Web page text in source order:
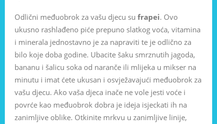
Odlični međuobrok za vašu djecu su frapei. Ovo
ukusno rashlađeno piće prepuno slatkog voća, vitamina
i minerala jednostavno je za napraviti te je odlično za
bilo koje doba godine. Ubacite šaku smrznutih jagoda,
bananu i šalicu soka od naranče ili mlijeka u mikser na
minutu i imat ćete ukusan i osvježavajući međuobrok za
vašu djecu. Ako vaša djeca inače ne vole jesti voće i
povrće kao međuobrok dobra je ideja isjeckati ih na
zanimljive oblike. Otkinite mrkvu u zanimljive linije,